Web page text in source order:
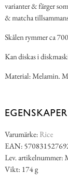
varianter & färger
& matcha
Skålen rymmer ca
Kan diskas i
Material: Melamin.
EGENSKAPER
Varumärke: Rice
EAN:
Lev.
Vikt: 174 g